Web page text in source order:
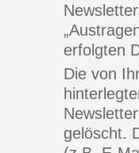
erfolgten
Die von
gelöscht.